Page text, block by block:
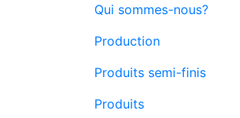
Qui sommes-nous?
Production
Produits semi-finis
Produits